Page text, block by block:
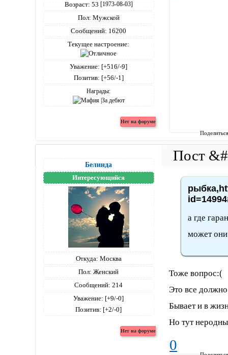
Возраст: 53 [1973-08-03]
Пол: Мужской
Сообщений: 16200
Текущее настроение:
Уважение: [+516/-9]
Позитив: [+56/-1]
Награды:
Белинда
Интересующийся
Откуда: Москва
Пол: Женский
Сообщений: 214
Уважение: [+9/-0]
Позитив: [+2/-0]
а где
может они
Тоже вопрос:(
Это все
Бывает и в
Но тут
0